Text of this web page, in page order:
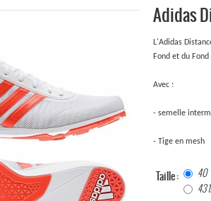
Adidas
L'Adidas
Fond et du
Avec :
- semelle
- Tige en mesh
Taille : 40
43